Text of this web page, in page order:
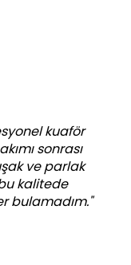
kuaför
sonrası
ve parlak
kalitede
bulamadım."